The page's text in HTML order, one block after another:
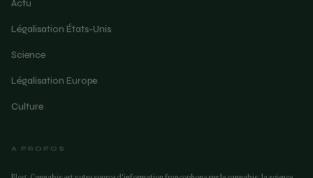
Actu
Légalisation États-Unis
Science
Légalisation Europe
Culture
A PROPOS